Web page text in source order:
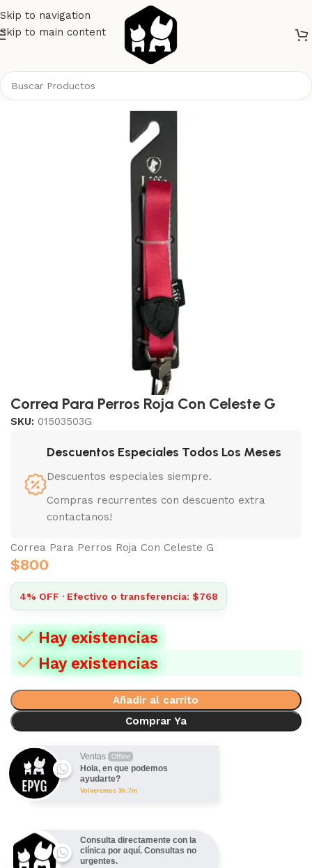
Skip to navigation
Skip to main content
Correa Para Perros Roja Con Celeste G
SKU: 01503503G
Descuentos Especiales Todos Los Meses
Descuentos especiales siempre.
Compras recurrentes con descuento extra
contactanos!
Correa Para Perros Roja Con Celeste G
$800
4% OFF · Efectivo o transferencia: $768
Hay existencias
Hay existencias
Añadir al carrito
Comprar Ya
Ventas Offline
Hola, en que podemos
ayudarte?
Volveremos 3h:7m
Consulta directamente con la
clínica por aquí. Consultas no
urgentes.